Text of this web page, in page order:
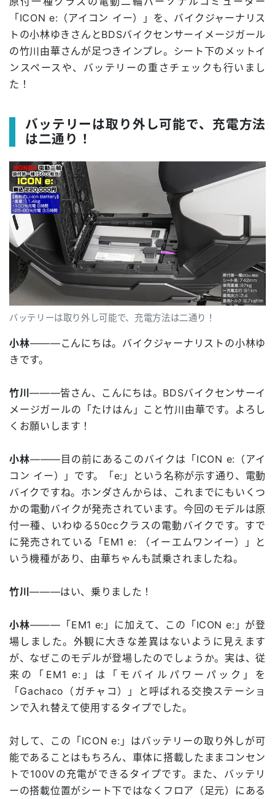
「ICON e:（アイコン イー）」を、バイクジャーナリス
トの小林ゆきさんとBDSバイクセンサーイメージガール
の竹川由華さんが足つきインプレ。シート下のメットイ
ンスペースや、バッテリーの重さチェックも行いまし
た！
バッテリーは取り外し可能で、充電方法
は二通り！
バッテリーは取り外し可能で、充電方法は二通り！
小林―――こんにちは。バイクジャーナリストの小林ゆ
きです。
竹川―――皆さん、こんにちは。BDSバイクセンサーイ
メージガールの「たけはん」こと竹川由華です。よろし
くお願いします！
小林―――目の前にあるこのバイクは「ICON e:（アイ
コン イー）」です。「e:」という名称が示す通り、電動
バイクですね。ホンダさんからは、これまでにもいくつ
かの電動バイクが発売されています。今回のモデルは原
付一種、いわゆる50ccクラスの電動バイクです。すで
に発売されている「EM1 e: （イーエムワンイー）」と
いう機種があり、由華ちゃんも試乗されましたね。
竹川―――はい、乗りました！
小林―――「EM1 e:」に加えて、この「ICON e:」が登
場しました。外観に大きな差異はないように見えます
が、なぜこのモデルが登場したのでしょうか。実は、従
来の「EM1 e:」は「モバイルパワーパック」を
「Gachaco（ガチャコ）」と呼ばれる交換ステーショ
ンで入れ替えて使用するタイプでした。
対して、この「ICON e:」はバッテリーの取り外しが可
能であることはもちろん、車体に搭載したままコンセン
トで100Vの充電ができるタイプです。また、バッテリ
ーの搭載位置がシート下ではなくフロア（足元）にある